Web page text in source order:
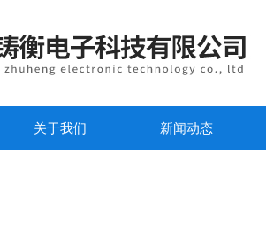
关于我们 新闻动态